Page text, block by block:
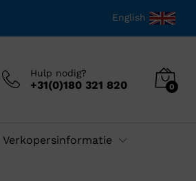
English
Hulp nodig?
+31(0)180 321 820 0
Verkopersinformatie